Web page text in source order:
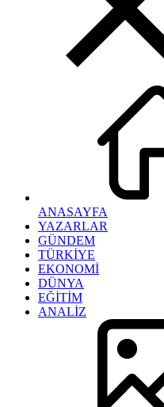
ANASAYFA
YAZARLAR
GÜNDEM
TÜRKİYE
EKONOMİ
DÜNYA
EĞİTİM
ANALİZ